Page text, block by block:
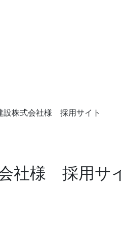
設株式会社様 採用サイト
社様 採用サ